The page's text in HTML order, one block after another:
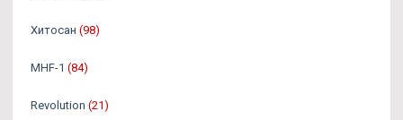
Хитосан (98)
MHF-1 (84)
Revolution (21)